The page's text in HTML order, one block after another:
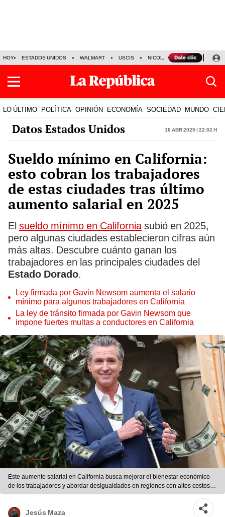
HOY ESTADOS UNIDOS WALMART USCIS NICOLÁS MADURO P-8
LO ÚLTIMO POLÍTICA OPINIÓN ECONOMÍA SOCIEDAD MUNDO
Datos Estados Unidos 16 Abr 2025 | 22:02 h
Sueldo mínimo en California:
esto cobran los trabajadores
de estas ciudades tras último
aumento salarial en 2025
El sueldo mínimo en Californiasubió en 2025,
pero algunas ciudades establecieron cifras aún
más altas. Descubre cuánto ganan los
trabajadores en las principales ciudades del
Estado Dorado.
Ley firmada por Gavin Newsom aumenta el salario
mínimo para algunos trabajadores en California
La ley de tránsito firmada por Gavin Newsom que
impone fuertes multas a conductores en California
Este aumento salarial en California busca mejorar el bienestar económico
de los trabajadores y abordar desigualdades en regiones con altos costos.
Foto: composición LR/AFP
Jesús Maza